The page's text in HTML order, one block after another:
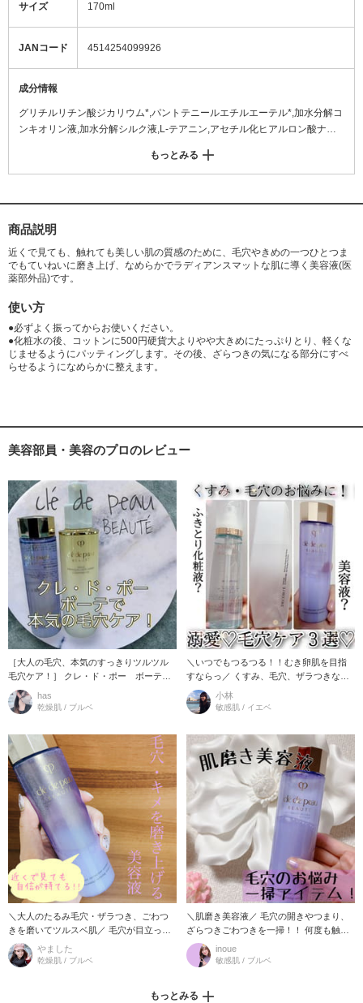
サイズ 170ml
JANコード 4514254099926
成分情報
グリチルリチン酸ジカリウム*,パントテニールエチルエーテル*,加水分解コ
ンキオリン液,加水分解シルク液,L-テアニン,アセチル化ヒアルロン酸ナト
リメチルグリシン,濃グリセリン,ジプロピレングリコール,ポリオキシエチ
レン(14)ポリオキシプロピレン(7)ジメチルエーテル,セルロース末,トレハ
ポリオキシプロピレンデシルテトラデシルエーテル,塩化ナトリウム,エデト
レンフィトステロール,L-セリン,l-メントール,ピロ亜硫酸ナトリウム,セイヨ
ウサンザシエキス,キシリット,イザヨイバラエキス,ヨクイニンエキス,カモ
リン・メタクリル酸ブチル共重合体液,サイコエキスBS,パラオキシ安息香
酸エステル,フェノキシエタノール,香料 *は「有効成分」無表示は「そ
の他の成分」
※商品の改良や表示方法の変更などにより、実際の成分と一部異なる場合
もっとみる
商品説明
近くで見ても、触れても美しい肌の質感のために、毛穴やきめの一つひとつま
でもていねいに磨き上げ、なめらかでラディアンスマットな肌に導く美容液(医
薬部外品)です。
使い方
●必ずよく振ってからお使いください。
●化粧水の後、コットンに500円硬貨大よりやや大きめにたっぷりとり、軽くな
じませるようにパッティングします。その後、ざらつきの気になる部分にすべ
らせるようになめらかに整えます。
美容部員・美容のプロのレビュー
［大人の毛穴、本気のすっきりツルツル
毛穴ケア！］ クレ・ド・ポー ボーテ
［ユイルデマキアントヴィサージュ］ 厳
選した3種のボタニカルオイルを
has
乾燥肌 / ブルベ
＼いつでもつるつる！！むき卵肌を目指
すならっ／ くすみ、毛穴、ザラつきなど
が気になる時に、お手持ちのアイテムに
プラスするだけ！！ オススメの
小林
敏感肌 / イエベ
＼大人のたるみ毛穴・ザラつき、ごわつ
きを磨いてツルスベ肌／ 毛穴が目立った
りザラつき、季節の変わり目のごわつき
が気になった時に 化粧水の後
やました
乾燥肌 / ブルベ
＼肌磨き美容液／ 毛穴の開きやつまり、
ざらつきごわつきを一掃！！ 何度も触り
たくなる ツルツル肌になります！ ▽使い
方はこちら▽ (1
inoue
敏感肌 / ブルベ
もっとみる